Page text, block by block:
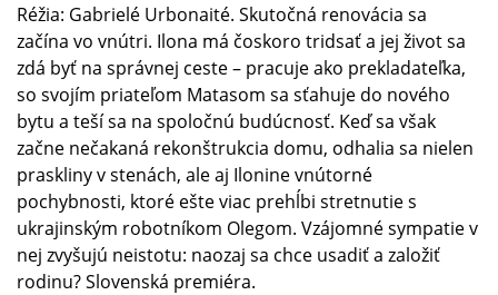
Réžia: Gabrielé Urbonaité. Skutočná renovácia sa
začína vo vnútri. Ilona má čoskoro tridsať a jej život sa
zdá byť na správnej ceste – pracuje ako prekladateľka,
so svojím priateľom Matasom sa sťahuje do nového
bytu a teší sa na spoločnú budúcnosť. Keď sa však
začne nečakaná rekonštrukcia domu, odhalia sa nielen
praskliny v stenách, ale aj Ilonine vnútorné
pochybnosti, ktoré ešte viac prehĺbi stretnutie s
ukrajinským robotníkom Olegom. Vzájomné sympatie v
nej zvyšujú neistotu: naozaj sa chce usadiť a založiť
rodinu? Slovenská premiéra.